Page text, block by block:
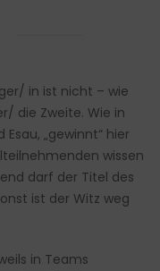
in ist nicht – wie
die Zweite. Wie in
„gewinnt“ hier
wissen
darf der Titel des
ist der Witz weg
in Teams